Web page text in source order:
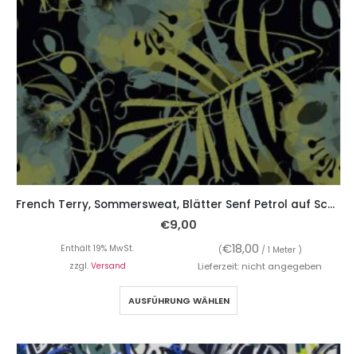
French Terry, Sommersweat, Blätter Senf Petrol auf Schwarz
€9,00
Enthält 19% MwSt. (€18,00 / 1 Meter )
zzgl. Versand Lieferzeit: nicht angegeben
AUSFÜHRUNG WÄHLEN